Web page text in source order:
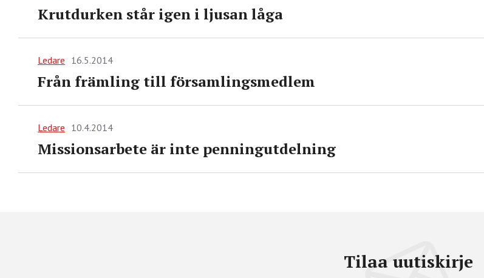
Krutdurken står igen i ljusan låga
Ledare 16.5.2014
Från främling till församlingsmedlem
Ledare 10.4.2014
Missionsarbete är inte penningutdelning
Tilaa uutiskirje